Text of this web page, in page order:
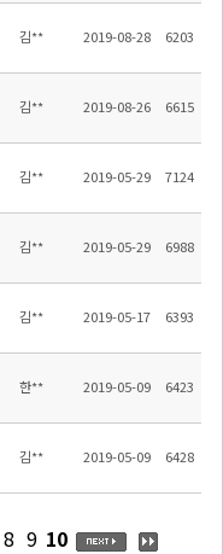
김** 2019-08-28 6203
김** 2019-08-26 6615
빛내다!
김** 2019-05-29 7124
최김** 2019-05-29 6988
의 협력 강화
김** 2019-05-17 6393
학생 한글 백일장 수상자 시상식
한** 2019-05-09 6423
김** 2019-05-09 6428
8 9 10